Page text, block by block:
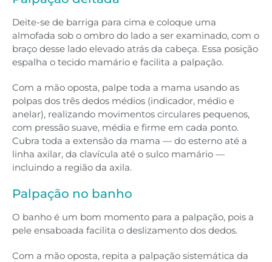
Deite-se de barriga para cima e coloque uma
almofada sob o ombro do lado a ser examinado, com o
braço desse lado elevado atrás da cabeça. Essa posição
espalha o tecido mamário e facilita a palpação.
Com a mão oposta, palpe toda a mama usando as
polpas dos três dedos médios (indicador, médio e
anelar), realizando movimentos circulares pequenos,
com pressão suave, média e firme em cada ponto.
Cubra toda a extensão da mama — do esterno até a
linha axilar, da clavícula até o sulco mamário —
incluindo a região da axila.
Palpação no banho
O banho é um bom momento para a palpação, pois a
pele ensaboada facilita o deslizamento dos dedos.
Com a mão oposta, repita a palpação sistemática da